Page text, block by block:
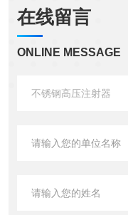
在线留言
ONLINE MESSAGE